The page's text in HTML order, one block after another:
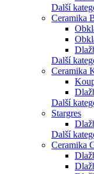
Další
Ceramika
Další
Ceramika
Další
Stargres
Další
Ceramika